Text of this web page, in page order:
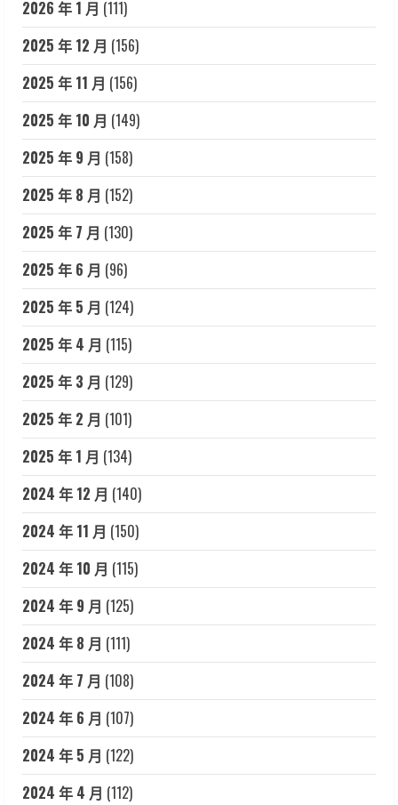
2026 年 1 月 (111)
2025 年 12 月 (156)
2025 年 11 月 (156)
2025 年 10 月 (149)
2025 年 9 月 (158)
2025 年 8 月 (152)
2025 年 7 月 (130)
2025 年 6 月 (96)
2025 年 5 月 (124)
2025 年 4 月 (115)
2025 年 3 月 (129)
2025 年 2 月 (101)
2025 年 1 月 (134)
2024 年 12 月 (140)
2024 年 11 月 (150)
2024 年 10 月 (115)
2024 年 9 月 (125)
2024 年 8 月 (111)
2024 年 7 月 (108)
2024 年 6 月 (107)
2024 年 5 月 (122)
2024 年 4 月 (112)